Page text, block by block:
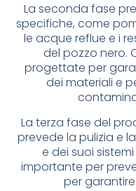
La seconda fase
specifiche, come
le acque reflue e i
del pozzo nero.
progettate per
dei materiali e
La terza fase del
prevede la pulizia e
e dei suoi
importante per
per